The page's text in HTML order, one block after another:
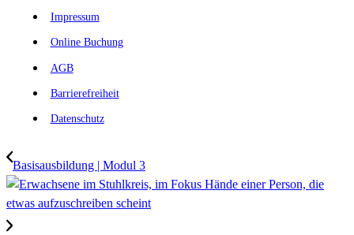
Impressum
Online Buchung
AGB
Barrierefreiheit
Datenschutz
Basisausbildung | Modul 3